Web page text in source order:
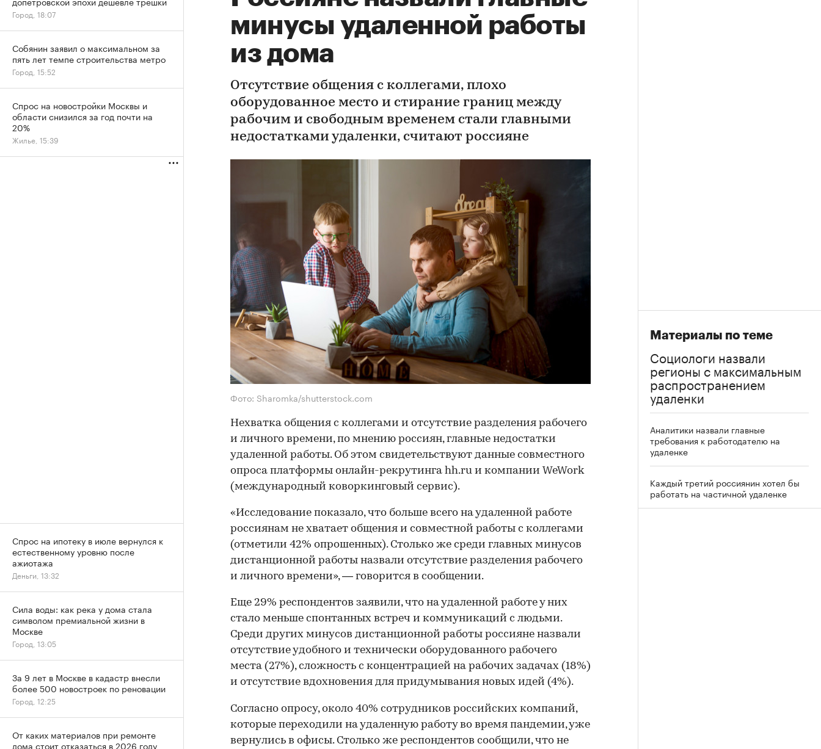
минусы удаленной работы
из дома
Отсутствие общения с коллегами, плохо
оборудованное место и стирание границ между
рабочим и свободным временем стали главными
недостатками удаленки, считают россияне
Фото: Sharomka/shutterstock.com
Нехватка общения с коллегами и отсутствие разделения рабочего
и личного времени, по мнению россиян, главные недостатки
удаленной работы. Об этом свидетельствуют данные совместного
опроса платформы онлайн-рекрутинга hh.ru и компании WeWork
(международный коворкинговый сервис).
«Исследование показало, что больше всего на удаленной работе
россиянам не хватает общения и совместной работы с коллегами
(отметили 42% опрошенных). Столько же среди главных минусов
дистанционной работы назвали отсутствие разделения рабочего
и личного времени», — говорится в сообщении.
Еще 29% респондентов заявили, что на удаленной работе у них
стало меньше спонтанных встреч и коммуникаций с людьми.
Среди других минусов дистанционной работы россияне назвали
отсутствие удобного и технически оборудованного рабочего
места (27%), сложность с концентрацией на рабочих задачах (18%)
и отсутствие вдохновения для придумывания новых идей (4%).
Согласно опросу, около 40% сотрудников российских компаний,
которые переходили на удаленную работу во время пандемии, уже
вернулись в офисы. Столько же респондентов сообщили, что не
Материалы по теме
Социологи назвали
регионы с максимальным
распространением
удаленки
Аналитики назвали главные
требования к работодателю на
удаленке
Каждый третий россиянин хотел бы
работать на частичной удаленке
Город, 18:07
Собянин заявил о максимальном за
пять лет темпе строительства метро
Город, 15:52
Спрос на новостройки Москвы и
области снизился за год почти на
20%
Жилье, 15:39
Спрос на ипотеку в июле вернулся к
естественному уровню после
ажиотажа
Деньги, 13:32
Сила воды: как река у дома стала
символом премиальной жизни в
Москве
Город, 13:05
За 9 лет в Москве в кадастр внесли
более 500 новостроек по реновации
Город, 12:25
От каких материалов при ремонте
дома стоит отказаться в 2026 году